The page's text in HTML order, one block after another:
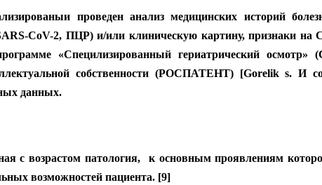
проведен анализ медицинских историй
CoV-2, ПЦР) и/или клиническую картину, признаки на
«Специлизированный гериатрический осмотр»
собственности (РОСПАТЕНТ) [Gorelik s. И
данных.
с возрастом патология, к основным проявлениям
возможностей пациента. [9]